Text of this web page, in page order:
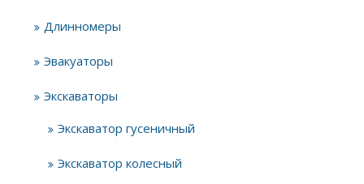
Длинномеры
Эвакуаторы
Экскаваторы
Экскаватор гусеничный
Экскаватор колесный